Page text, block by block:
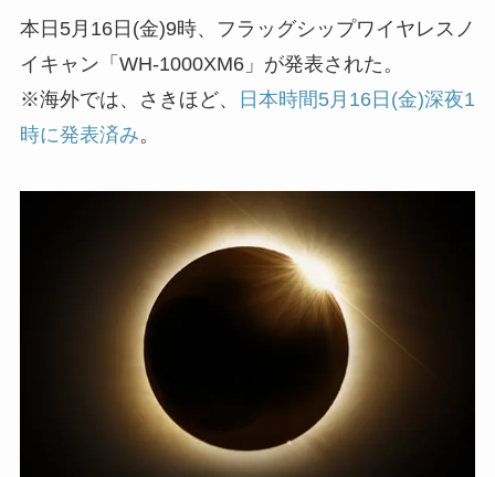
本日5月16日(金)9時、フラッグシップワイヤレスノ
イキャン「WH-1000XM6」が発表された。
※海外では、さきほど、
日本時間5月16日(金)深夜1
時に発表済み。